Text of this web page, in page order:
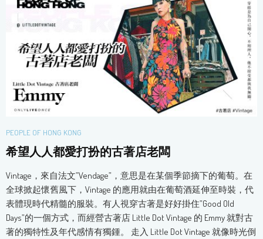
PEOPLE OF HONG KONG
希望人人都愛打扮的古著店老闆
Vintage，來自法文”Vendage”，意思是在某個季節摘下的葡萄。在
全球掀起懷舊風下，Vintage 的應用就由在葡萄酒延伸至時裝，代
表體現時代精髓的服裝。有人視穿古著是好好掛住”Good Old
Days”的一個方式，而經營古著店 Little Dot Vintage 的 Emmy 就對古
著的獨特性及年代感情有獨鍾。 走入 Little Dot Vintage 就像時光倒